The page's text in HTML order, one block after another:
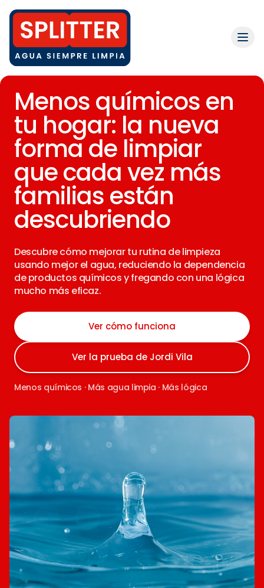
Menos químicos en
tu hogar: la nueva
forma de limpiar
que cada vez más
familias están
descubriendo
Descubre cómo mejorar tu rutina de limpieza
usando mejor el agua, reduciendo la dependencia
de productos químicos y fregando con una lógica
mucho más eficaz.
Ver cómo funciona
Ver la prueba de Jordi Vila
Menos químicos · Más agua limpia · Más lógica